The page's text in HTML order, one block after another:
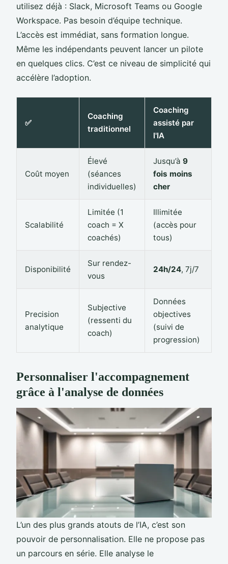
utilisez déjà : Slack, Microsoft Teams ou Google
Workspace. Pas besoin d’équipe technique.
L’accès est immédiat, sans formation longue.
Même les indépendants peuvent lancer un pilote
en quelques clics. C’est ce niveau de simplicité qui
accélère l’adoption.
✅
Coaching
traditionnel
Coaching
assisté par
l'IA
Coût moyen
Élevé
(séances
individuelles)
Jusqu’à 9
fois moins
cher
Scalabilité
Limitée (1
coach = X
coachés)
Illimitée
(accès pour
tous)
Disponibilité
Sur rendez-
vous
24h/24, 7j/7
Precision
analytique
Subjective
(ressenti du
coach)
Données
objectives
(suivi de
progression)
Personnaliser l'accompagnement
grâce à l'analyse de données
L’un des plus grands atouts de l’IA, c’est son
pouvoir de personnalisation. Elle ne propose pas
un parcours en série. Elle analyse le